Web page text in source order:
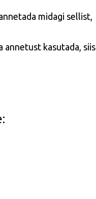
midagi sellist,
annetust kasutada, siis